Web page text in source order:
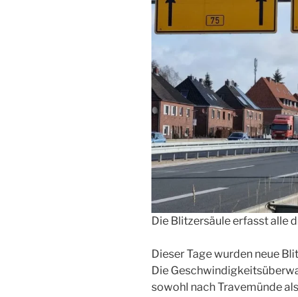
Die Blitzersäule erfasst alle
Dieser Tage wurden neue
Die
sowohl nach Travemünde